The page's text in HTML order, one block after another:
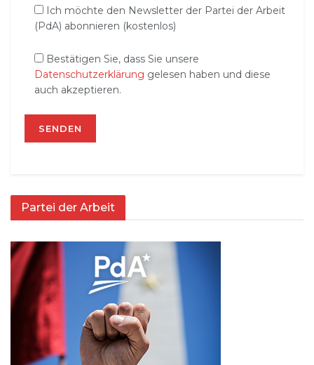
Ich möchte den Newsletter der Partei der Arbeit
(PdA) abonnieren (kostenlos)
Bestätigen Sie, dass Sie unsere
Datenschutzerklärung gelesen haben und diese
auch akzeptieren.
Partei der Arbeit